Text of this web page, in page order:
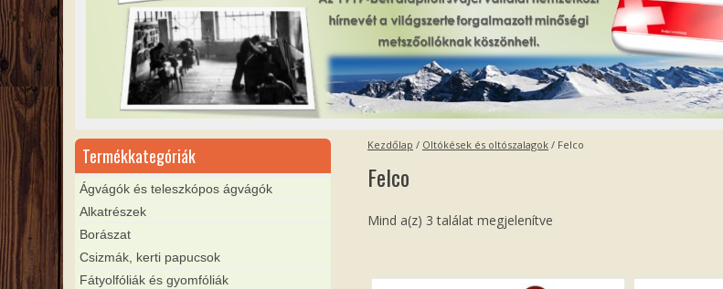
Kezdőlap / Oltókések és oltószalagok / Felco
Felco
Mind a(z) 3 találat megjelenítve
Termékkategóriák
Ágvágók és teleszkópos ágvágók
Alkatrészek
Borászat
Csizmák, kerti papucsok
Fátyolfóliák és gyomfóliák